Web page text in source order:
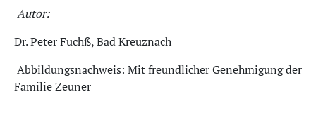
Autor:
Dr. Peter Fuchß, Bad Kreuznach
Abbildungsnachweis: Mit freundlicher Genehmigung der
Familie Zeuner